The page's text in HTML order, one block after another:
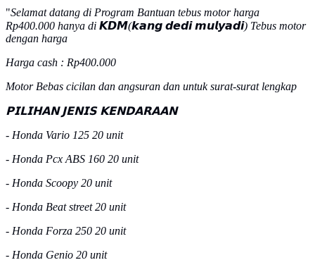
"Selamat datang di Program Bantuan tebus motor harga
Rp400.000 hanya di 𝙆𝘿𝙈(𝙠𝙖𝙣𝙜 𝙙𝙚𝙙𝙞 𝙢𝙪𝙡𝙮𝙖𝙙𝙞) Tebus motor
dengan harga
Harga cash : Rp400.000
Motor Bebas cicilan dan angsuran dan untuk surat-surat lengkap
𝗣𝗜𝗟𝗜𝗛𝗔𝗡 𝗝𝗘𝗡𝗜𝗦 𝗞𝗘𝗡𝗗𝗔𝗥𝗔𝗔𝗡
- Honda Vario 125 20 unit
- Honda Pcx ABS 160 20 unit
- Honda Scoopy 20 unit
- Honda Beat street 20 unit
- Honda Forza 250 20 unit
- Honda Genio 20 unit